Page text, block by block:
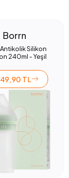
Borrn
Silikon
240ml - Yeşil
TL